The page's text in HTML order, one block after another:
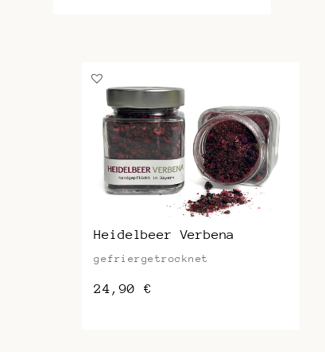
Varianten
Optionen
können
Produktseite
Heidelbeer Verbena
gefriergetrocknet
24,90€